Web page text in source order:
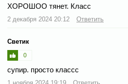
ХОРОШОО тянет. Класс
2 декабря 2024 20:12 Ответить
Светик
0
супир. просто классс